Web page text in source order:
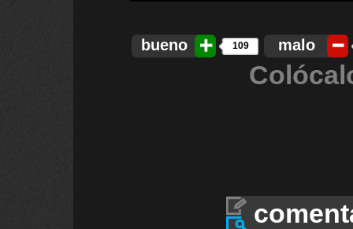
bueno 109 malo